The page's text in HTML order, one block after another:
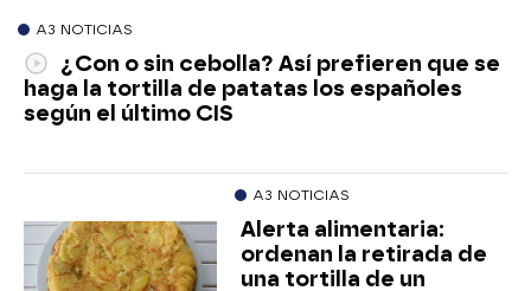
A3 NOTICIAS
¿Con o sin cebolla? Así prefieren que se
haga la tortilla de patatas los españoles
según el último CIS
A3 NOTICIAS
Alerta alimentaria:
ordenan la retirada de
una tortilla de un